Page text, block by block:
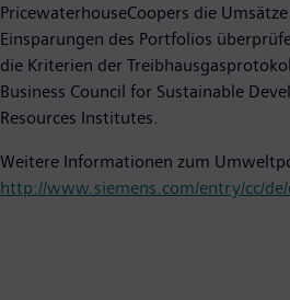
PricewaterhouseCoopers die
Einsparungen des Portfolios
die Kriterien der
Business Council for Sustainable
Resources Institutes.
Weitere Informationen zum
http://www.siemens.com/entry/cc/